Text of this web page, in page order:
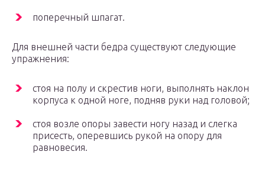
поперечный шпагат.
Для внешней части бедра существуют следующие
упражнения:
стоя на полу и скрестив ноги, выполнять наклон
корпуса к одной ноге, подняв руки над головой;
стоя возле опоры завести ногу назад и слегка
присесть, оперевшись рукой на опору для
равновесия.